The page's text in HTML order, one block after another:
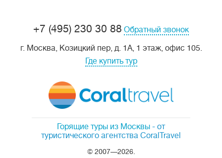
Горящие туры из Москвы - от
туристического агентства CoralTravel
© 2007—2026.
+7 (495) 230 30 88 Обратный звонок
г. Москва, Козицкий пер, д. 1А, 1 этаж, офис 105.
Где купить тур